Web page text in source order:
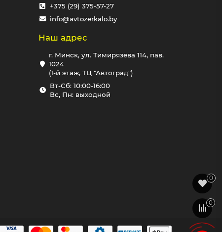
+375 (29) 375-57-27
info@avtozerkalo.by
Наш адрес
г. Минск, ул. Тимирязева 114, пав.
1024
(1-й этаж, ТЦ "Автоград")
Вт-Сб: 10:00-16:00
Вс, Пн: выходной
0
0